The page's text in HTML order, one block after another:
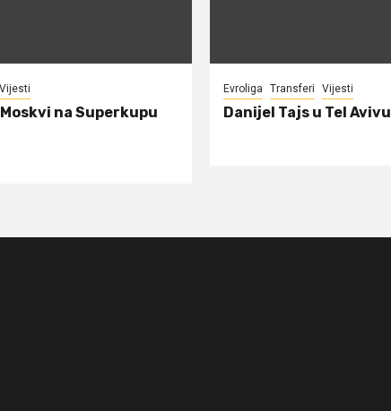
na Superkupu
Evroliga Transferi Vijesti
Danijel Tajs u Tel Avivu